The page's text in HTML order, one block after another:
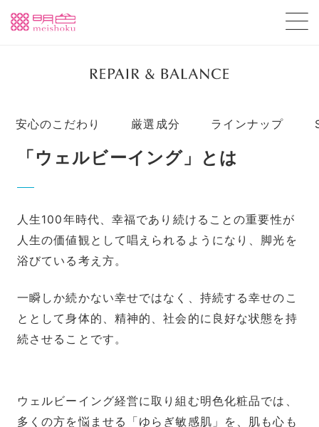
安心のこだわり 厳選成分 ラインナップ
「ウェルビーイング」とは
人生100年時代、幸福であり続けることの重要性が
人生の価値観として唱えられるようになり、脚光を
浴びている考え方。
一瞬しか続かない幸せではなく、持続する幸せのこ
ととして身体的、精神的、社会的に良好な状態を持
続させることです。
ウェルビーイング経営に取り組む明色化粧品では、
多くの方を悩ませる「ゆらぎ敏感肌」を、肌も心も